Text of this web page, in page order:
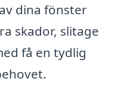
dina fönster
skador, slitage
få en tydlig